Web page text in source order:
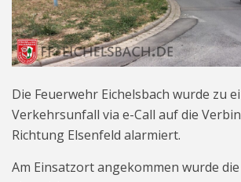
Die Feuerwehr Eichelsbach wurde zu
Verkehrsunfall via e-Call auf die
Richtung Elsenfeld alarmiert.
Am Einsatzort angekommen wurde